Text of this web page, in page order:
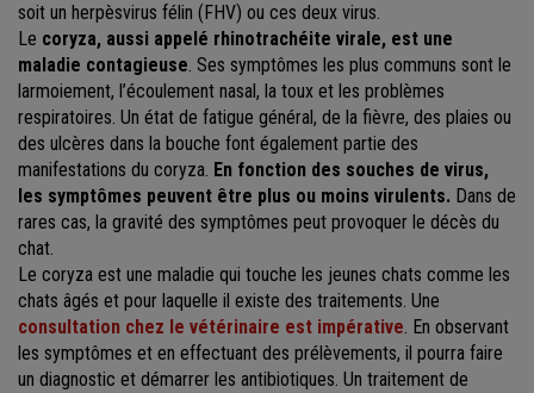
soit un herpèsvirus félin (FHV) ou ces deux virus.
Le coryza, aussi appelé rhinotrachéite virale, est une
maladie contagieuse. Ses symptômes les plus communs sont le
larmoiement, l’écoulement nasal, la toux et les problèmes
respiratoires. Un état de fatigue général, de la fièvre, des plaies ou
des ulcères dans la bouche font également partie des
manifestations du coryza. En fonction des souches de virus,
les symptômes peuvent être plus ou moins virulents. Dans de
rares cas, la gravité des symptômes peut provoquer le décès du
chat.
Le coryza est une maladie qui touche les jeunes chats comme les
chats âgés et pour laquelle il existe des traitements. Une
consultation chez le vétérinaire est impérative. En observant
les symptômes et en effectuant des prélèvements, il pourra faire
un diagnostic et démarrer les antibiotiques. Un traitement de